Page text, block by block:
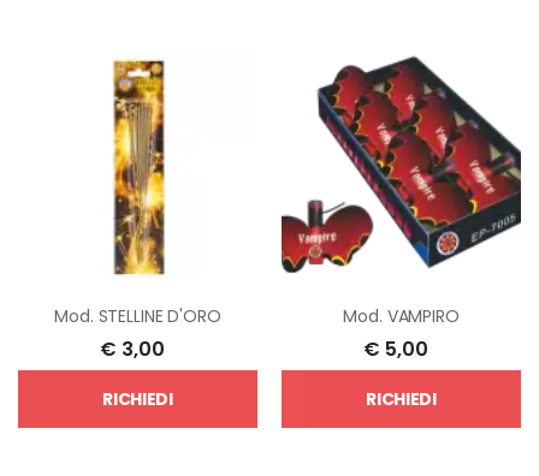
Mod. STELLINE D'ORO
€ 3,00
RICHIEDI
Mod. VAMPIRO
€ 5,00
RICHIEDI